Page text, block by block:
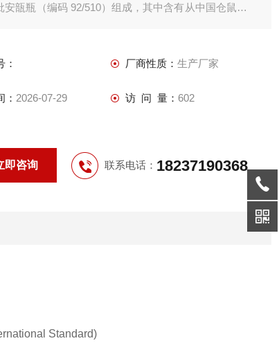
安瓿瓶（编码 92/510）组成，其中含有从中国仓鼠卵巢
： 厂商性质： 生产厂家
： 2026-07-29 访 问 量： 602
即咨询 联系电话： 18237190368
Standard)